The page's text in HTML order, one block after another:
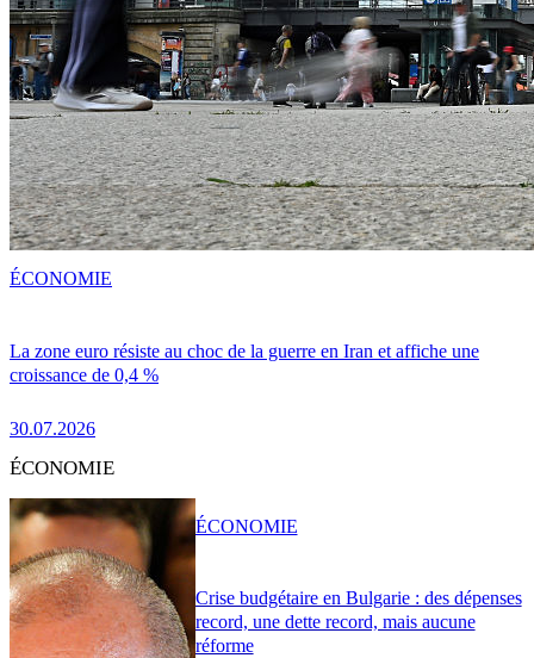
La zone euro résiste au choc de la guerre en Iran et affiche une
croissance de 0,4 %
30.07.2026
ÉCONOMIE
ÉCONOMIE
Crise budgétaire en Bulgarie : des dépenses
record, une dette record, mais aucune
réforme
ÉCONOMIE